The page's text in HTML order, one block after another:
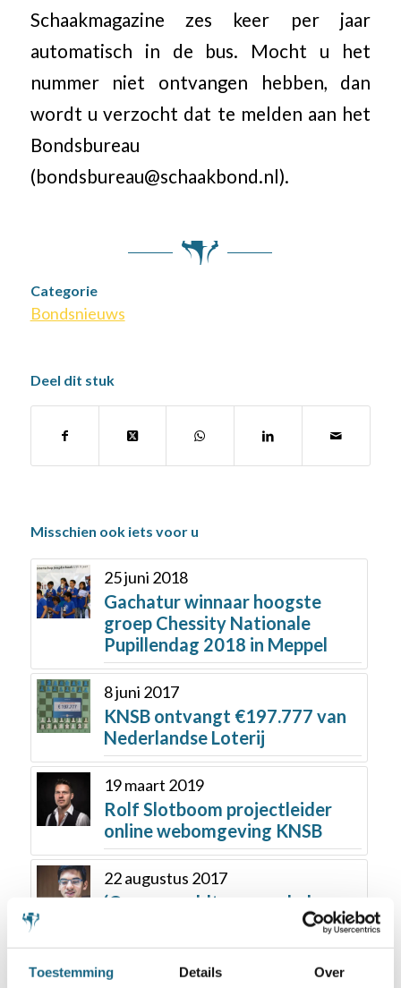
Toestemming Details Over
Schaakmagazine zes keer per jaar
automatisch in de bus. Mocht u het
nummer niet ontvangen hebben, dan
wordt u verzocht dat te melden aan het
Bondsbureau
(bondsbureau@schaakbond.nl).
Categorie
Bondsnieuws
Deel dit stuk
Misschien ook iets voor u
25 juni 2018
Gachatur winnaar hoogste
groep Chessity Nationale
Pupillendag 2018 in Meppel
8 juni 2017
KNSB ontvangt €197.777 van
Nederlandse Loterij
19 maart 2019
Rolf Slotboom projectleider
online webomgeving KNSB
22 augustus 2017
‘Onze wereldtopper schaken
9 januari 2018